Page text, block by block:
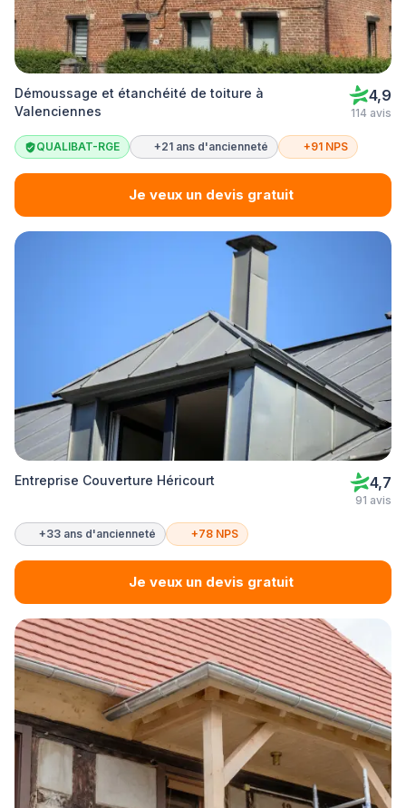
Démoussage et étanchéité de toiture à
Valenciennes
4,9
114 avis
QUALIBAT-RGE +21 ans d'ancienneté +91 NPS
Je veux un devis gratuit
Entreprise Couverture Héricourt 4,7
91 avis
+33 ans d'ancienneté +78 NPS
Je veux un devis gratuit